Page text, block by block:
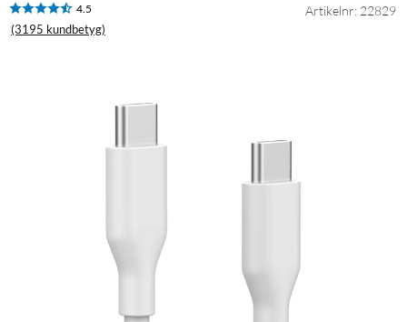
4.5
(3195 kundbetyg)
Artikelnr: 22829